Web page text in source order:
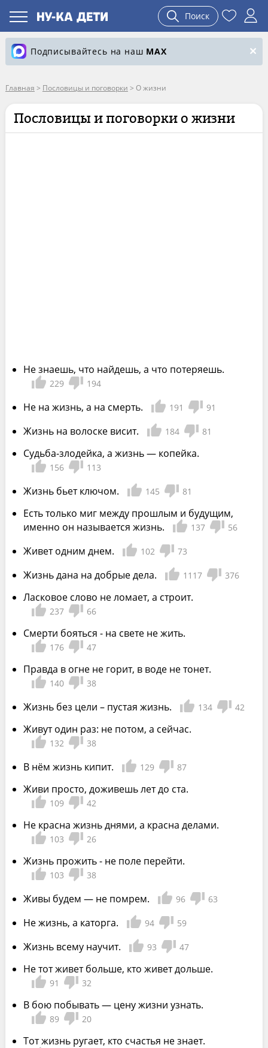
Поиск
Подписывайтесь на наш MAX
Главная > Пословицы и поговорки > О жизни
Пословицы и поговорки о жизни
Не знаешь, что найдешь, а что потеряешь.
229 194
Не на жизнь, а на смерть. 191 91
Жизнь на волоске висит. 184 81
Судьба-злодейка, а жизнь — копейка.
156 113
Жизнь бьет ключом. 145 81
Есть только миг между прошлым и будущим,
именно он называется жизнь.
137 56
Живет одним днем. 102 73
Жизнь дана на добрые дела. 1117 376
Ласковое слово не ломает, а строит.
237 66
Смерти бояться - на свете не жить.
176 47
Правда в огне не горит, в воде не тонет.
140 38
Жизнь без цели – пустая жизнь. 134 42
Живут один раз: не потом, а сейчас.
132 38
В нём жизнь кипит. 129 87
Живи просто, доживешь лет до ста.
109 42
Не красна жизнь днями, а красна делами.
103 26
Жизнь прожить - не поле перейти.
103 38
Живы будем — не помрем. 96 63
Не жизнь, а каторга. 94 59
Жизнь всему научит. 93 47
Не тот живет больше, кто живет дольше.
91 32
В бою побывать — цену жизни узнать.
89 20
Тот жизнь ругает, кто счастья не знает.